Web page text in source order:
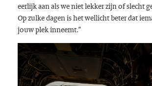
eerlijk aan als we niet lekker zijn of slecht
Op zulke dagen is het wellicht beter dat
jouw plek inneemt.”